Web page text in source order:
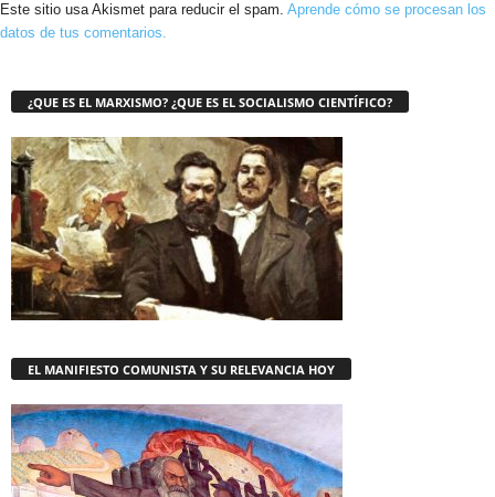
Este sitio usa Akismet para reducir el spam. Aprende cómo se procesan los
datos de tus comentarios.
¿QUE ES EL MARXISMO? ¿QUE ES EL SOCIALISMO CIENTÍFICO?
EL MANIFIESTO COMUNISTA Y SU RELEVANCIA HOY